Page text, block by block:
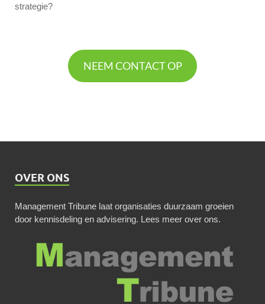
strategie?
NEEM CONTACT OP
OVER ONS
Management Tribune laat organisaties duurzaam groeien
door kennisdeling en advisering. Lees meer over ons.